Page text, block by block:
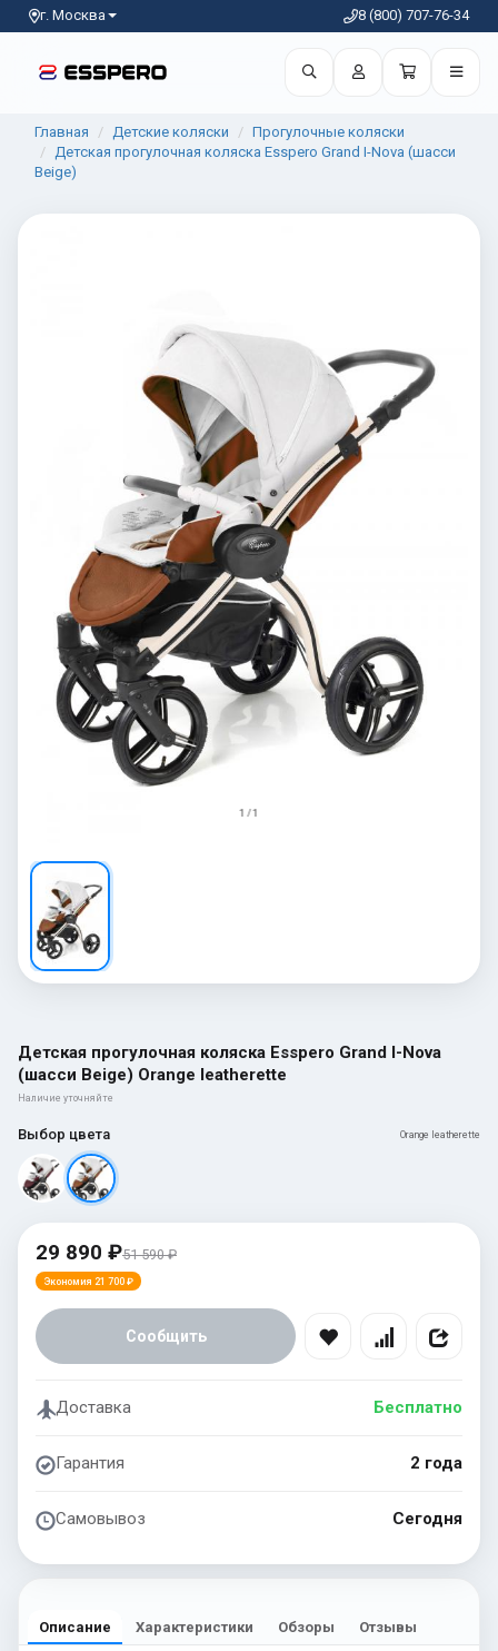
г. Москва 8 (800) 707-76-34
Главная Детские коляски
Прогулочные коляски
Детская прогулочная коляска Esspero Grand I-Nova (шасси
Beige)
1 / 1
Детская прогулочная коляска Esspero Grand I-Nova
(шасси Beige) Orange leatherette
Наличие уточняйте
Выбор цвета Orange leatherette
29 890 ₽51 590 ₽
Экономия 21 700 ₽
Сообщить
Доставка Бесплатно
Гарантия 2 года
Самовывоз Сегодня
Описание Характеристики Обзоры Отзывы